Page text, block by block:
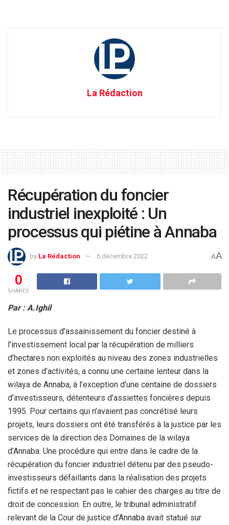
La Rédaction
Récupération du foncier
industriel inexploité : Un
processus qui piétine à Annaba
by La Rédaction 6 décembre 2022 AA
0
SHARES
Par : A.Ighil
Le processus d’assainissement du foncier destiné à
l’investissement local par la récupération de milliers
d’hectares non exploités au niveau des zones industrielles
et zones d’activités, a connu une certaine lenteur dans la
wilaya de Annaba, à l’exception d’une centaine de dossiers
d’investisseurs, détenteurs d’assiettes foncières depuis
1995. Pour certains qui n’avaient pas concrétisé leurs
projets, leurs dossiers ont été transférés à la justice par les
services de la direction des Domaines de la wilaya
d’Annaba. Une procédure qui entre dans le cadre de la
récupération du foncier industriel détenu par des pseudo-
investisseurs défaillants dans la réalisation des projets
fictifs et ne respectant pas le cahier des charges au titre de
droit de concession. En outre, le tribunal administratif
relevant de la Cour de justice d’Annaba avait statué sur